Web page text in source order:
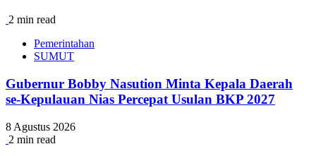
2 min read
Pemerintahan
SUMUT
Gubernur Bobby Nasution Minta Kepala Daerah
se-Kepulauan Nias Percepat Usulan BKP 2027
8 Agustus 2026
2 min read